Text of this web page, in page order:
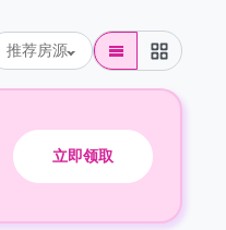
推荐房源
立即领取